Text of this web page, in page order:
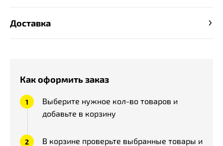
Как оформить заказ
Выберите нужное кол-во товаров и
добавьте в корзину
В корзине проверьте выбранные товары и
Доставка